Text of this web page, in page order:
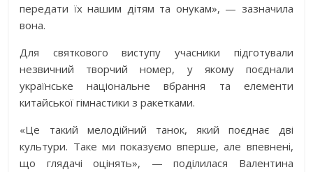
передати їх нашим дітям та онукам», — зазначила
вона.
Для святкового виступу учасники підготували
незвичний творчий номер, у якому поєднали
українське національне вбрання та елементи
китайської гімнастики з ракетками.
«Це такий мелодійний танок, який поєднає дві
культури. Таке ми показуємо вперше, але впевнені,
що глядачі оцінять», — поділилася Валентина